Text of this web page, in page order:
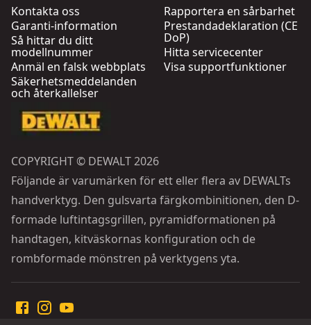
Kontakta oss
Garanti-information
Så hittar du ditt
modellnummer
Anmäl en falsk webbplats
Säkerhetsmeddelanden
och återkallelser
Rapportera en sårbarhet
Prestandadeklaration (CE
DoP)
Hitta servicecenter
Visa supportfunktioner
COPYRIGHT © DEWALT 2026
Följande är varumärken för ett eller flera av DEWALTs
handverktyg. Den gulsvarta färgkombinitionen, den D-
formade luftintagsgrillen, pyramidformationen på
handtagen, kitväskornas konfiguration och de
rombformade mönstren på verktygens yta.